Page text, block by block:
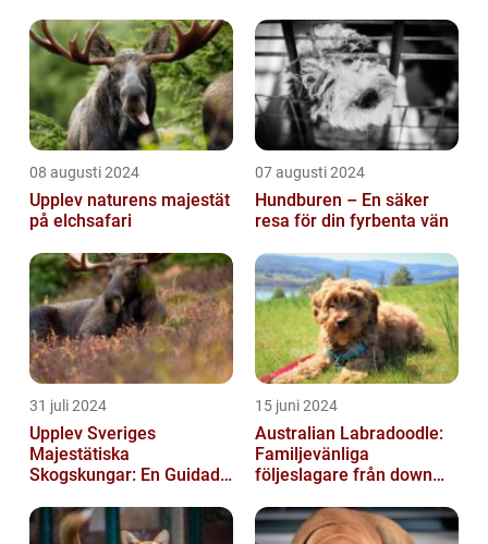
08 augusti 2024
Upplev naturens majestät
på elchsafari
07 augusti 2024
Hundburen – En säker
resa för din fyrbenta vän
31 juli 2024
Upplev Sveriges
Majestätiska
Skogskungar: En Guidad
15 juni 2024
Australian Labradoodle:
Familjevänliga
följeslagare från down